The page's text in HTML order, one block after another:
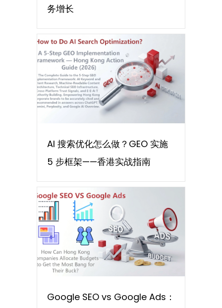
务增长
AI 搜索优化怎么做？GEO 实施
5 步框架——香港实战指南
Google SEO vs Google Ads：